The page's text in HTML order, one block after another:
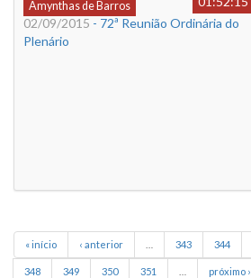
Amynthas de Barros
02/09/2015 - 72ª Reunião Ordinária do
Plenário
« início ‹ anterior 343 344
348 349 350 351 próximo ›